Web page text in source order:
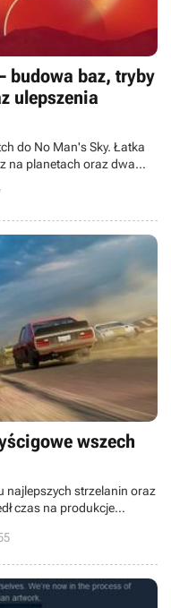
budowa baz, tryby
ulepszenia
do No Man's Sky. Łatka
na planetach oraz dwa
poziomie
interfejs i optymalizację,
wszech
najlepszych strzelanin oraz
czas na produkcje
Was do
godnych uwagi tytułów z